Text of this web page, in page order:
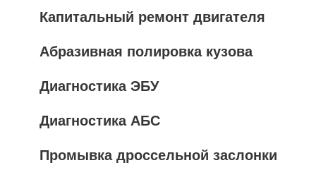
Капитальный ремонт двигателя
Абразивная полировка кузова
Диагностика ЭБУ
Диагностика АБС
Промывка дроссельной заслонки